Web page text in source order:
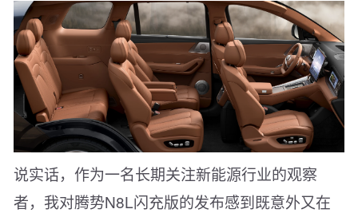
说实话，作为一名长期关注新能源行业的观察
者，我对腾势N8L闪充版的发布感到既意外又在